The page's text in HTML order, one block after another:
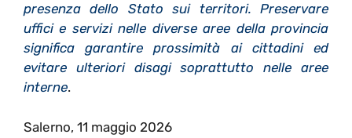
presenza dello Stato sui territori. Preservare
uffici e servizi nelle diverse aree della provincia
significa garantire prossimità ai cittadini ed
evitare ulteriori disagi soprattutto nelle aree
interne.
Salerno, 11 maggio 2026